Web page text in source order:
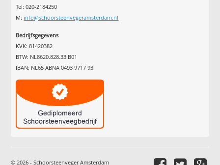
Tel: 020-2184250
M: info@schoorsteenvegeramsterdam.nl
Bedrijfsgegevens
KVK: 81420382
BTW: NL8620.828.33.B01
IBAN: NL65 ABNA 0493 9717 93
© 2026 - Schoorsteenveger Amsterdam